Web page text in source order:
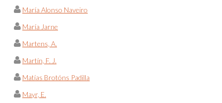
María Alonso Naveiro
María Jarne
Martens, A.
Martín, F. J.
Matías Brotóns Padilla
Mayr, E.